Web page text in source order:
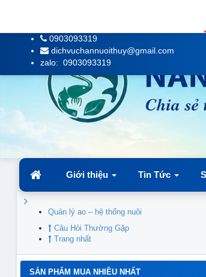
0903093319
dichvuchannuoithuy@gmail.com
zalo: 0903093319
Giới thiệu Tin Tức
Quản lý ao – hệ thống nuôi
Câu Hỏi Thường Gặp
Trang nhất
SẢN PHẨM MUA NHIỀU NHẤT